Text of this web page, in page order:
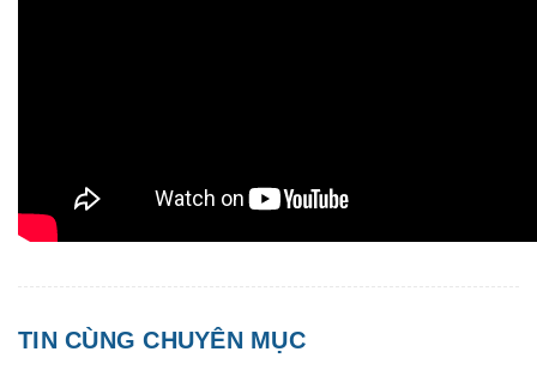
TIN CÙNG CHUYÊN MỤC